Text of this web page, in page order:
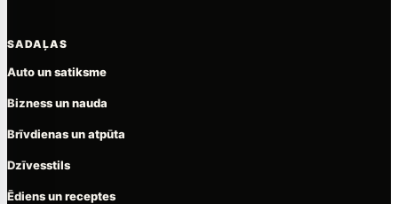
SADAĻAS
Auto un satiksme
Bizness un nauda
Brīvdienas un atpūta
Dzīvesstils
Ēdiens un receptes